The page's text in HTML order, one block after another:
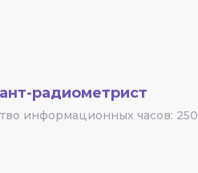
радиометрист
информационных часов: 250